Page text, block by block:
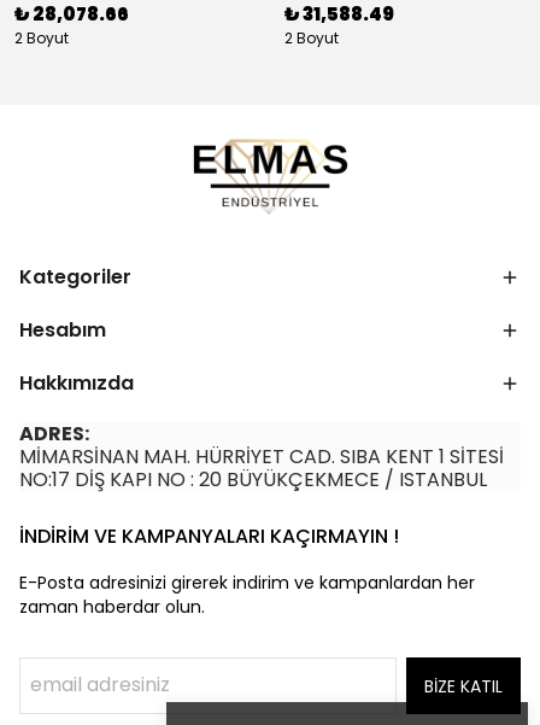
₺ 28,078.66
2 Boyut
₺ 31,588.49
2 Boyut
Kategoriler
Hesabım
Hakkımızda
ADRES:
MİMARSİNAN MAH. HÜRRİYET CAD. SIBA KENT 1 SİTESİ
NO:17 DİŞ KAPI NO : 20 BÜYÜKÇEKMECE / ISTANBUL
İNDİRİM VE KAMPANYALARI KAÇIRMAYIN !
E-Posta adresinizi girerek indirim ve kampanlardan her
zaman haberdar olun.
BİZE KATIL